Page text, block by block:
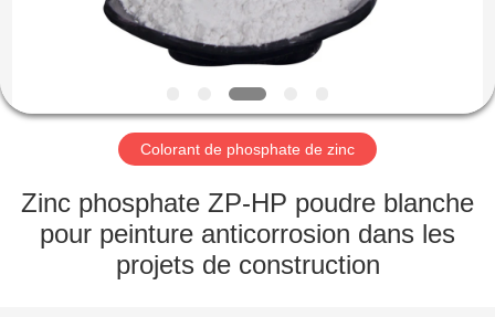
PRODUITS
VIDÉOS
PROPOS
DE
Colorant de phosphate de zinc
Zinc phosphate ZP-HP poudre blanche
pour peinture anticorrosion dans les
projets de construction